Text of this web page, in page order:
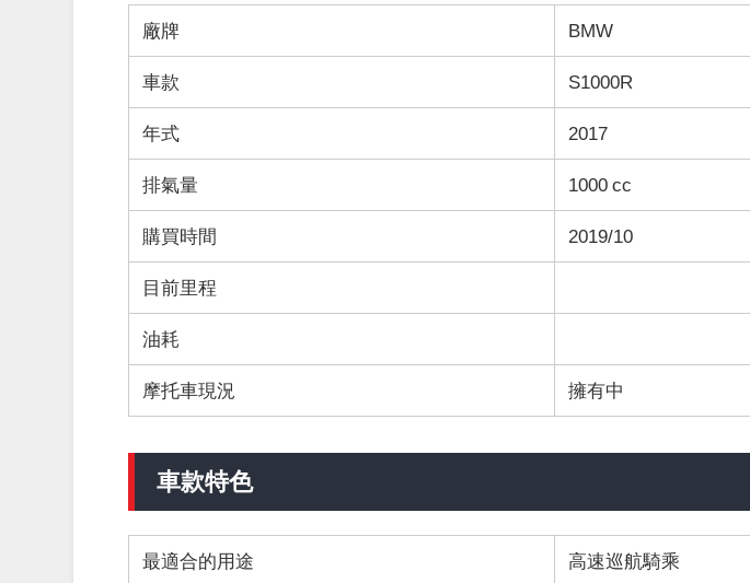
廠牌 BMW
車款 S1000R
年式 2017
排氣量 1000 cc
購買時間 2019/10
目前里程
油耗
摩托車現況 擁有中
車款特色
最適合的用途 高速巡航騎乘